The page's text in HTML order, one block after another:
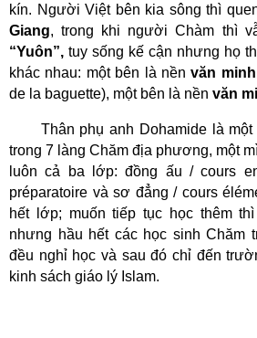
kín. Người Việt bên kia sông thì
Giang, trong khi người Chàm thì
“Yuôn”, tuy sống kế cận nhưng họ
khác nhau: một bên là nềnvăn
de la baguette), một bên là nền văn
Thân phụ anh Dohamidelà một
trong 7 làng Chăm địa phương, một
luôn cả ba lớp: đồng ấu / cours
préparatoire và sơ đẳng / cours
hết lớp; muốn tiếp tục học thêm
nhưng hầu hết các học sinh Chăm
đều nghỉ học và sau đó chỉ đến
kinh sách giáo lý Islam.